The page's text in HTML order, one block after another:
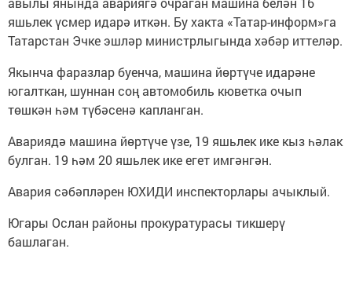
яшьлек үсмер идарә иткән. Бу хакта «Татар-информ»га
Татарстан Эчке эшләр министрлыгында хәбәр иттеләр.
Якынча фаразлар буенча, машина йөртүче идарәне
югалткан, шуннан соң автомобиль кюветка очып
төшкән һәм түбәсенә капланган.
Авариядә машина йөртүче үзе, 19 яшьлек ике кыз һәлак
булган. 19 һәм 20 яшьлек ике егет имгәнгән.
Авария сәбәпләрен ЮХИДИ инспекторлары ачыклый.
Югары Ослан районы прокуратурасы тикшерү
башлаган.